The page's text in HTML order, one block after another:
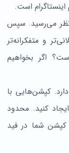
است.
نظر می‌رسید. سپس
طولانی‌تر و متفکرانه‌تر
اگر بخواهیم
کپشن‌هایی با
ایجاد کنید. محدود
کل کپشن شما در فید